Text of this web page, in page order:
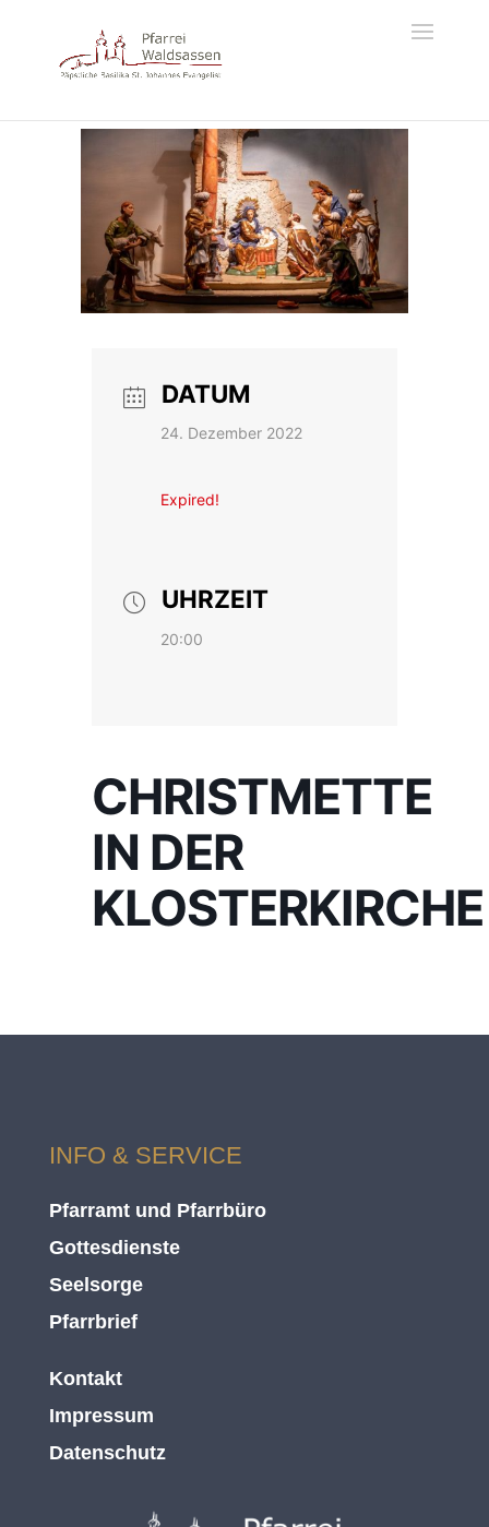
DATUM
24. Dezember 2022
Expired!
UHRZEIT
20:00
CHRISTMETTE
IN DER
KLOSTERKIRCHE
INFO & SERVICE
Pfarramt und Pfarrbüro
Gottesdienste
Seelsorge
Pfarrbrief
Kontakt
Impressum
Datenschutz